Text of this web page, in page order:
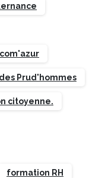
com'azur
Prud'hommes
citoyenne.
formation RH